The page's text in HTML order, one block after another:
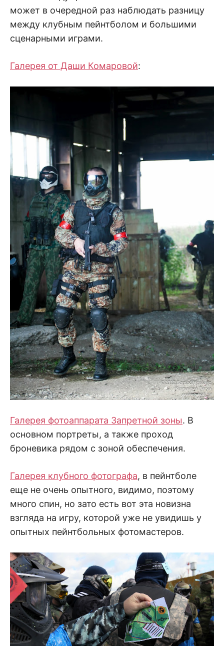
может в очередной раз наблюдать разницу
между клубным пейнтболом и большими
сценарными играми.
Галерея от Даши Комаровой:
Галерея фотоаппарата Запретной зоны. В
основном портреты, а также проход
броневика рядом с зоной обеспечения.
Галерея клубного фотографа, в пейнтболе
еще не очень опытного, видимо, поэтому
много спин, но зато есть вот эта новизна
взгляда на игру, которой уже не увидишь у
опытных пейнтбольных фотомастеров.